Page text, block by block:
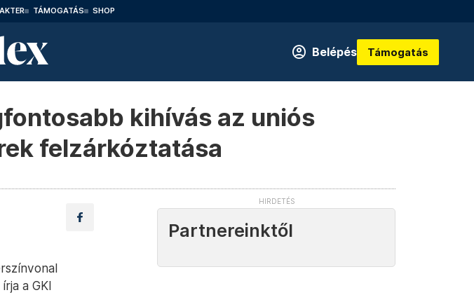
TÁMOGATÁS SHOP
Belépés Támogatás
kihívás az uniós
felzárkóztatása
a GKI
Partnereinktől